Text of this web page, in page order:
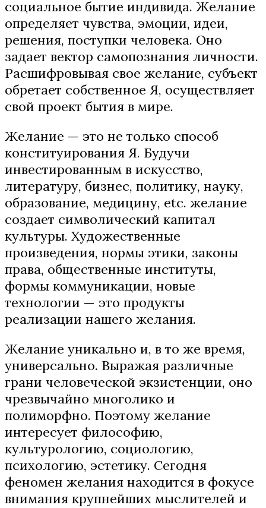
социальное бытие индивида. Желание
определяет чувства, эмоции, идеи,
решения, поступки человека. Оно
задает вектор самопознания личности.
Расшифровывая свое желание, субъект
обретает собственное Я, осуществляет
свой проект бытия в мире.
Желание — это не только способ
конституирования Я. Будучи
инвестированным в искусство,
литературу, бизнес, политику, науку,
образование, медицину, etc. желание
создает символический капитал
культуры. Художественные
произведения, нормы этики, законы
права, общественные институты,
формы коммуникации, новые
технологии — это продукты
реализации нашего желания.
Желание уникально и, в то же время,
универсально. Выражая различные
грани человеческой экзистенции, оно
чрезвычайно многолико и
полиморфно. Поэтому желание
интересует философию,
культурологию, социологию,
психологию, эстетику. Сегодня
феномен желания находится в фокусе
внимания крупнейших мыслителей и